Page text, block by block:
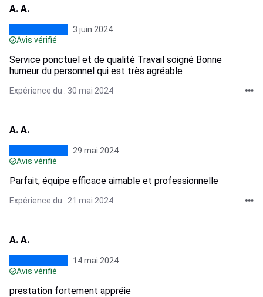
A. A.
3 juin 2024
Avis vérifié
Service ponctuel et de qualité Travail soigné Bonne
humeur du personnel qui est très agréable
Expérience du : 30 mai 2024
A. A.
29 mai 2024
Avis vérifié
Parfait, équipe efficace aimable et professionnelle
Expérience du : 21 mai 2024
A. A.
14 mai 2024
Avis vérifié
prestation fortement appréie